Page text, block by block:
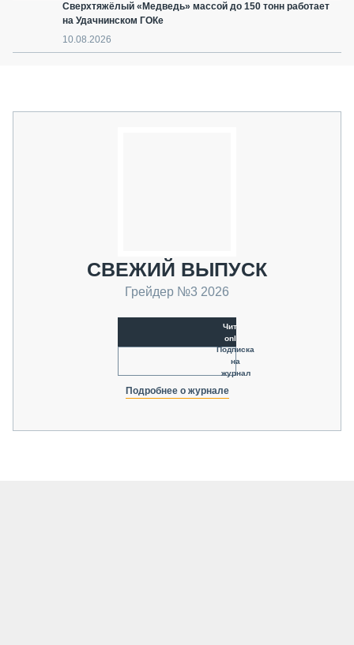
Сверхтяжёлый «Медведь» массой до 150 тонн работает
на Удачнинском ГОКе
10.08.2026
СВЕЖИЙ ВЫПУСК
Грейдер №3 2026
Читать
online
Подписка
на
журнал
Подробнее о журнале